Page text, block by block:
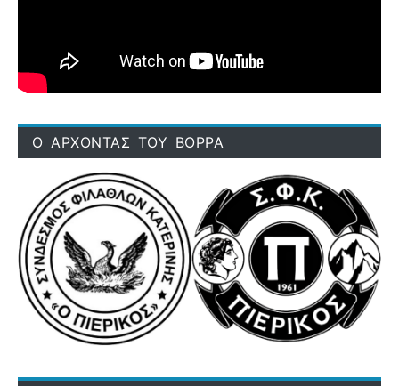
Ο ΑΡΧΟΝΤΑΣ ΤΟΥ ΒΟΡΡΑ